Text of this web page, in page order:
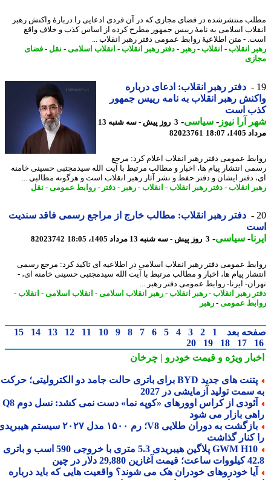
منتشرشده در فضای مجازی که در آن فردی ادعایی را دربارهٔ واکنش رهبر
اسلامی به نامهٔ رییس جمهور مطرح کرده از اساس کذب و خلاف واقع
- متن اطلاعیهٔ روابط عمومی دفتر رهبر انقلاب ...
انقلاب-انقلاب-رهبر -دفتر رهبر انقلاب-انقلاب اسلامی-نقل -فضای
دفتر رهبر انقلاب: ادعای درباره
رهبر انقلاب به نامه رییس جمهور
است
آرا نیوز-سیاسی-
3 روز پیش - سه شنبه 13
18:07
82023761
عمومی دفتر رهبر انقلاب اعلام کرد: مرجع
انتشار پیام ها، اخبار و مطالب مرتبط با آیت الله سیدمجتبی حسینی خامنه
دفتر ایشان و دفتر حفظ و نشر آثار رهبر انقلاب است و هرگونه مطالبی ...
انقلاب-دفتر رهبر انقلاب-انقلاب-رهبر -دفتر -روابط عمومی-نقل
دفتر رهبر انقلاب: مطالب خارج از مراجع رسمی فاقد سندیت
-سیاسی-3 روز پیش - سه شنبه 13 مرداد 1405، 18:05 82023742
عمومی دفتر رهبر انقلاب اسلامی در اطلاعیه ای تاکید کرد: مرجع رسمی
پیام ها، اخبار و مطالب مرتبط با آیت الله سیدمجتبی حسینی خامنه ای، -
ایرنا- روابط عمومی دفتر رهبر ...
رهبر انقلاب-رهبر انقلاب-رهبر انقلاب اسلامی-انقلاب اسلامی-انقلاب-
عمومی-رهبر
بعد 1
2
3
4
5
6
7
8
9
10
11
12
13
14
15
17
18
19
20
ویژهو قیمت خودرو | چرخان
پتنت های جدید BYD برای باتری حالت جامد دو الکترولیتی؛ حرکت
سمت تولید آزمایشی در 2027
آئودی از کراس اوورهای «کوپه نما» دست نمی کشد: نسل دوم Q8
بازار می شود
بازگشت به دوران طلایی V8؛ رم ۱۵۰۰ مدل ۲۰۲۷ سیستم هیبریدی
کنار گذاشت
GWM H10 پلاگین هیبریدی 5.3 متری با خروجی 590 اسب و باتری
29,880 دلار در چین
خودروهای خودران هک می شوند؟ واقعیت هایی که باید درباره